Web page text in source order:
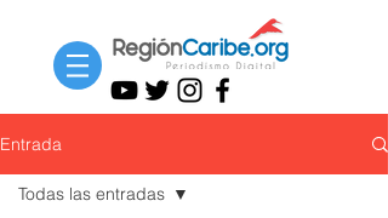
Entrada
Todas las entradas